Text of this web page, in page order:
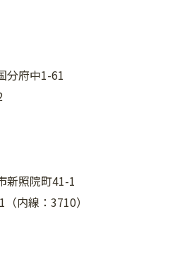
分府中1-61
新照院町41-1
内線：3710）